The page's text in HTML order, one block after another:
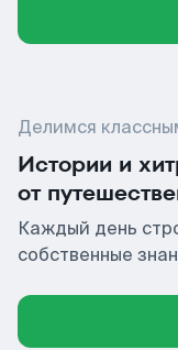
Делимся
Истории и
от
Каждый день
собственные